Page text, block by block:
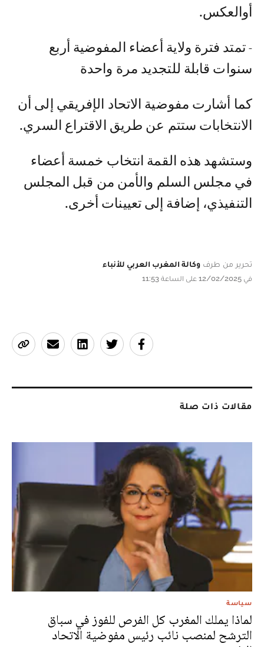
أوالعكس.
- تمتد فترة ولاية أعضاء المفوضية أربع
سنوات قابلة للتجديد مرة واحدة
كما أشارت مفوضية الاتحاد الإفريقي إلى أن
الانتخابات ستتم عن طريق الاقتراع السري.
وستشهد هذه القمة انتخاب خمسة أعضاء
في مجلس السلم والأمن من قبل المجلس
التنفيذي، إضافة إلى تعيينات أخرى.
تحرير من طرف وكالة المغرب العربي للأنباء
في 12/02/2025 على الساعة 11:53
مقالات ذات صلة
سياسة
لماذا يملك المغرب كل الفرص للفوز في سباق
الترشح لمنصب نائب رئيس مفوضية الاتحاد